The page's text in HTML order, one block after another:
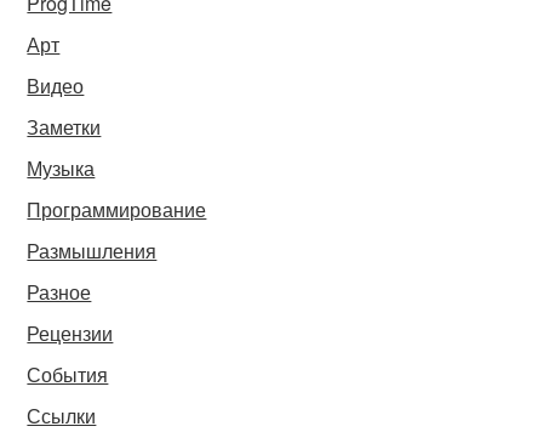
Арт
Видео
Заметки
Музыка
Программирование
Размышления
Разное
Рецензии
События
Ссылки